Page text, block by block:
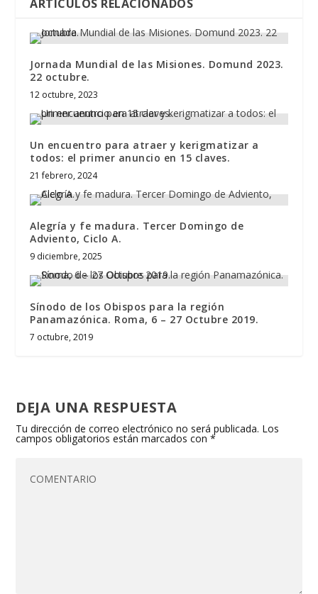
ARTÍCULOS RELACIONADOS
Jornada Mundial de las Misiones. Domund 2023.
22 octubre.
12 octubre, 2023
Un encuentro para atraer y kerigmatizar a
todos: el primer anuncio en 15 claves.
21 febrero, 2024
Alegría y fe madura. Tercer Domingo de
Adviento, Ciclo A.
9 diciembre, 2025
Sínodo de los Obispos para la región
Panamazónica. Roma, 6 – 27 Octubre 2019.
7 octubre, 2019
DEJA UNA RESPUESTA
Tu dirección de correo electrónico no será publicada. Los
campos obligatorios están marcados con*